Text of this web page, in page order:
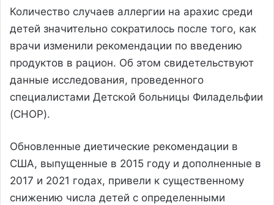
Количество случаев аллергии на арахис среди
детей значительно сократилось после того, как
врачи изменили рекомендации по введению
продуктов в рацион. Об этом свидетельствуют
данные исследования, проведенного
специалистами Детской больницы Филадельфии
(CHOP).
Обновленные диетические рекомендации в
США, выпущенные в 2015 году и дополненные в
2017 и 2021 годах, привели к существенному
снижению числа детей с определенными